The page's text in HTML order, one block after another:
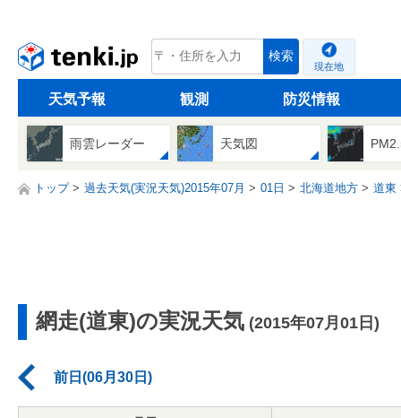
tenki.jp 検索
現在地
天気予報 観測 防災情報
雨雲レーダー 天気図
トップ 過去天気(実況天気)2015年07月 01日 北海道地方 道東
網走(道東)の実況天気 (2015年07月01日)
前日(06月30日)